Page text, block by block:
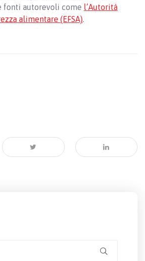
fonti autorevoli come l’Autorità
alimentare (EFSA).